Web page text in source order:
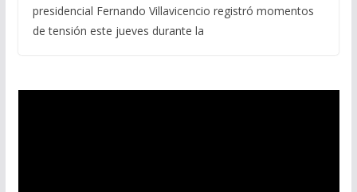
presidencial Fernando Villavicencio registró momentos
de tensión este jueves durante la